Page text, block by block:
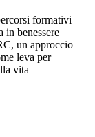
formativi
in benessere
un approccio
leva per
vita